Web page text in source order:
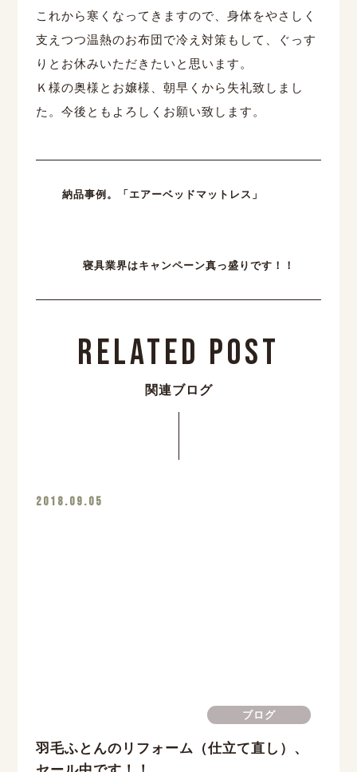
これから寒くなってきますので、身体をやさしく
支えつつ温熱のお布団で冷え対策もして、ぐっす
りとお休みいただきたいと思います。
Ｋ様の奥様とお嬢様、朝早くから失礼致しまし
た。今後ともよろしくお願い致します。
納品事例。「エアーベッドマットレス」
寝具業界はキャンペーン真っ盛りです！！
Related Post
関連ブログ
2018.09.05
ブログ
羽毛ふとんのリフォーム（仕立て直し）、